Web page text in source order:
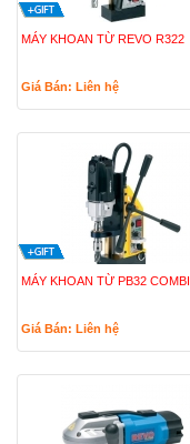
MÁY KHOAN TỪ REVO R322
Giá Bán: Liên hệ
MÁY KHOAN TỪ PB32 COMBI
Giá Bán: Liên hệ